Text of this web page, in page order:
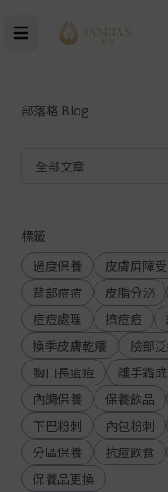
部落格 Blog
標籤
過度保養
皮膚屏障
背部痘痘
皮脂分泌
痘痘處理
擠痘痘
換季皮膚乾癢
臉部
胸口長痘痘
護手霜
內調保養
保養飲品
下巴粉刺
內包粉刺
分區保養
抗痘飲食
保養品更換